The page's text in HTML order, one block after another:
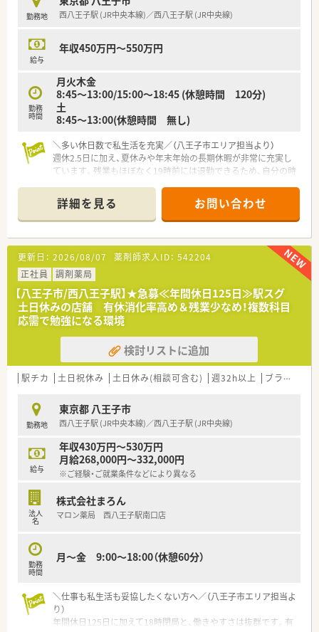
勤務地 西八王子駅 (JR中央本線)／西八王子駅 (JR中央線)
給与
年収450万円～550万円
勤務
時間
月火木金
8:45～13:00/15:00～18:45 (休憩時間 120分)
土
8:45～13:00(休憩時間 無し)
＼多い休日数で私生活を充実／（八王子市エリア担当より）
週休2.5日に加え、夏休みや年末年始の長期休暇が非常に充実し
ています。残業もほぼなく19時前には退勤できるため、自分の時
＊------------------------------------------＊
【店舗情報と応需状況について】
■門前のクリニックより内科や呼吸器科、アレルギー科の処方箋
をメインに1日平均で50枚から60枚ほど応需しております。
■集中率は約80％となっており、残りの2割は広域から様々な科
目の処方箋が届くため幅広い知識を習得できる環境が整ってい
ます。
■常時3名体制の薬剤師と2名体制の事務スタッフで運営してお
り、一人ひとりの業務負担が少なくゆとりを持って働ける環境で
す。
【募集背景と求める人物像について】
■今後の多店舗展開を見据えた組織体制の強化を目的としてお
り、次世代の核となって活躍いただける正社員の方を募集してい
■スキルの高さよりも患者様一人ひとりに親身に向き合えるお
人柄を重視しており、調剤未経験の方でも意欲があれば歓迎しま
す。
■将来的に管理薬剤師へのステップアップを目指したい方はも
ちろん、まずは現場で着実に経験を積みたい方も募集の対象で
す。
■平日は18時45分に営業が終了しますが、残業はほとんど発生
しないため遅くとも19時には退勤することが可能となっていま
ており、しっかりとお身体を休めながら日々の業務に励めます。
【法人特徴について】
■八王子市に根ざした店舗運営を行っており、今後も地域密着の
詳細を見る お問い合わせ
更新日： 2026/08/07 薬剤師求人ID： 542204
正社員
調剤薬局
【八王子市/西八王子駅】★急募≪年間休日125日≫駅スグ
土日休みの店舗 有休消化率高め＆残業少なめ！複数科目
応需で勉強になる環境
検討リストに追加
駅チカ 土日祝休み 土日休み(相談可含む) 週32h以上 ブランク可
勤務地
東京都 八王子市
西八王子駅 (JR中央本線)／西八王子駅 (JR中央線)
給与
年収430万円～530万円
月給268,000円～332,000円
※ご経験・ご就業条件などにより異なる
法人
名
株式会社まろん
マロン薬局 西八王子駅南口店
勤務
時間
月～金 9:00～18:00（休憩60分）
＼仕事も私生活も妥協したくない方へ／（八王子市エリア担当よ
り）
年間休日125日に加えて18時閉局と、働きやすさは抜群です。有